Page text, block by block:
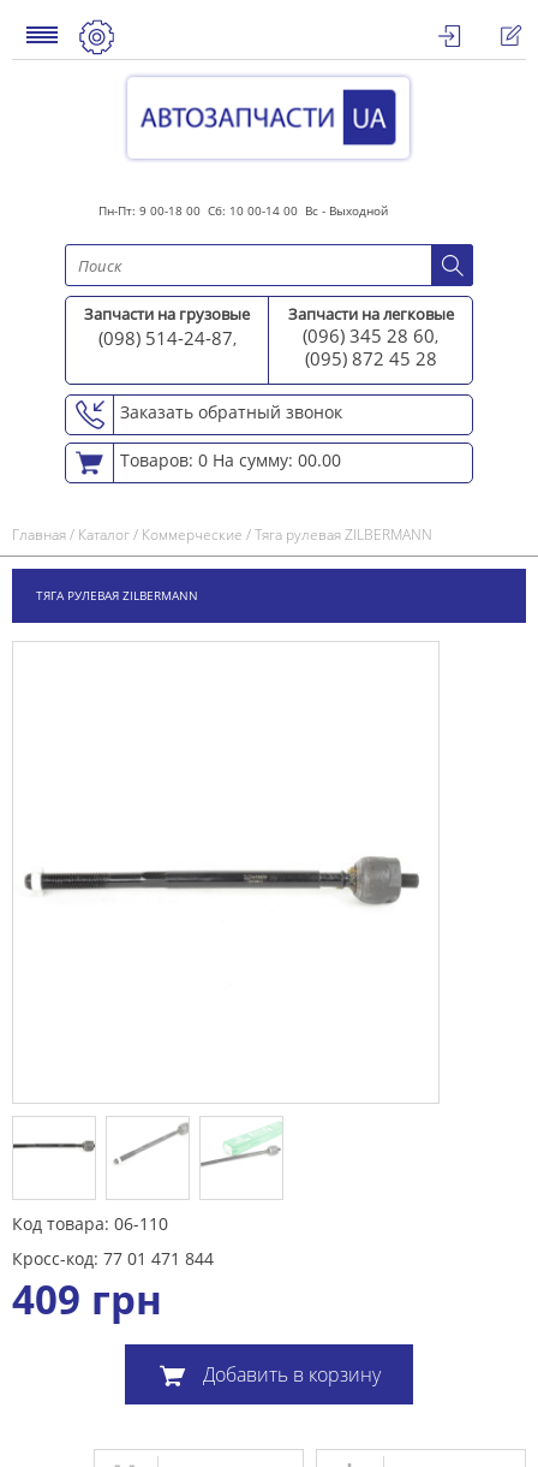
Пн-Пт: 9 00-18 00 Сб: 10 00-14 00 Вс - Выходной
Запчасти на грузовые
(098) 514-24-87,
Запчасти на легковые
(096) 345 28 60,
(095) 872 45 28
Заказать обратный звонок
Товаров: 0 На сумму: 00.00
Главная/ Каталог/ Коммерческие /Тяга рулевая ZILBERMANN
ТЯГА РУЛЕВАЯ ZILBERMANN
Код товара: 06-110
Кросс-код: 77 01 471 844
409 грн
Добавить в корзину